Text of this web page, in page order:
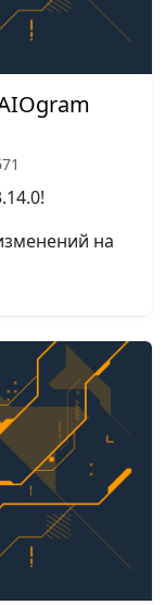
на